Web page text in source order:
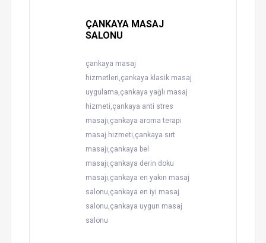
ÇANKAYA MASAJ
SALONU
çankaya masaj
hizmetleri,çankaya klasik masaj
uygulama,çankaya yağlı masaj
hizmeti,çankaya anti stres
masajı,çankaya aroma terapi
masaj hizmeti,çankaya sırt
masajı,çankaya bel
masajı,çankaya derin doku
masajı,çankaya en yakın masaj
salonu,çankaya en iyi masaj
salonu,çankaya uygun masaj
salonu